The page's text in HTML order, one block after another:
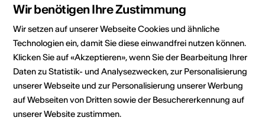
Wir benötigen Ihre Zustimmung
Wir setzen auf unserer Webseite Cookies und ähnliche
Technologien ein, damit Sie diese einwandfrei nutzen können.
Klicken Sie auf «Akzeptieren», wenn Sie der Bearbeitung Ihrer
Daten zu Statistik- und Analysezwecken, zur Personalisierung
unserer Webseite und zur Personalisierung unserer Werbung
auf Webseiten von Dritten sowie der Besuchererkennung auf
unserer Website zustimmen.